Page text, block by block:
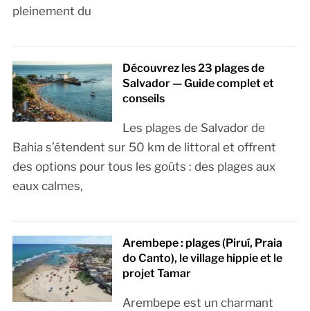
pleinement du
Découvrez les 23 plages de
Salvador — Guide complet et
conseils
Les plages de Salvador de
Bahia s’étendent sur 50 km de littoral et offrent
des options pour tous les goûts : des plages aux
eaux calmes,
Arembepe : plages (Piruí, Praia
do Canto), le village hippie et le
projet Tamar
Arembepe est un charmant